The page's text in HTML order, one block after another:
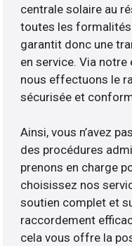
centrale solaire au
toutes les
garantit donc une
en service. Via
nous effectuons le
sécurisée et
Ainsi, vous n’avez
des procédures
prenons en charge
choisissez nos
soutien complet et
raccordement
cela vous offre la